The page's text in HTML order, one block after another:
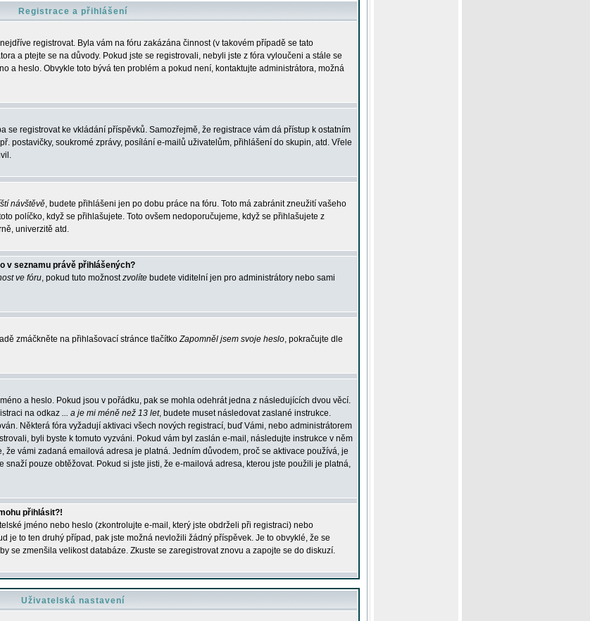
Registrace a přihlášení
registrovat. Byla vám na fóru zakázána činnost (v takovém případě se tato
a ptejte se na důvody. Pokud jste se registrovali, nebyli jste z fóra vyloučeni a stále se
a heslo. Obvykle toto bývá ten problém a pokud není, kontaktujte administrátora, možná
se registrovat ke vkládání příspěvků. Samozřejmě, že registrace vám dá přístup k ostatním
postavičky, soukromé zprávy, posílání e-mailů uživatelům, přihlášení do skupin, atd. Vřele
návštěvě, budete přihlášeni jen po dobu práce na fóru. Toto má zabránit zneužití vašeho
políčko, když se přihlašujete. Toto ovšem nedoporučujeme, když se přihlašujete z
univerzitě atd.
v seznamu právě přihlášených?
ve fóru, pokud tuto možnostzvolíte budete viditelní jen pro administrátory nebo sami
zmáčkněte na přihlašovací stránce tlačítkoZapomněl jsem svoje heslo, pokračujte dle
a heslo. Pokud jsou v pořádku, pak se mohla odehrát jedna z následujících dvou věcí.
na odkaz ... a je mi méně než 13 let, budete muset následovat zaslané instrukce.
Některá fóra vyžadují aktivaci všech nových registrací, buď Vámi, nebo administrátorem
byli byste k tomuto vyzváni. Pokud vám byl zaslán e-mail, následujte instrukce v něm
vámi zadaná emailová adresa je platná. Jedním důvodem, proč se aktivace používá, je
snaží pouze obtěžovat. Pokud si jste jisti, že e-mailová adresa, kterou jste použili je platná,
přihlásit?!
jméno nebo heslo (zkontrolujte e-mail, který jste obdrželi při registraci) nebo
je to ten druhý případ, pak jste možná nevložili žádný příspěvek. Je to obvyklé, že se
se zmenšila velikost databáze. Zkuste se zaregistrovat znovu a zapojte se do diskuzí.
Uživatelská nastavení